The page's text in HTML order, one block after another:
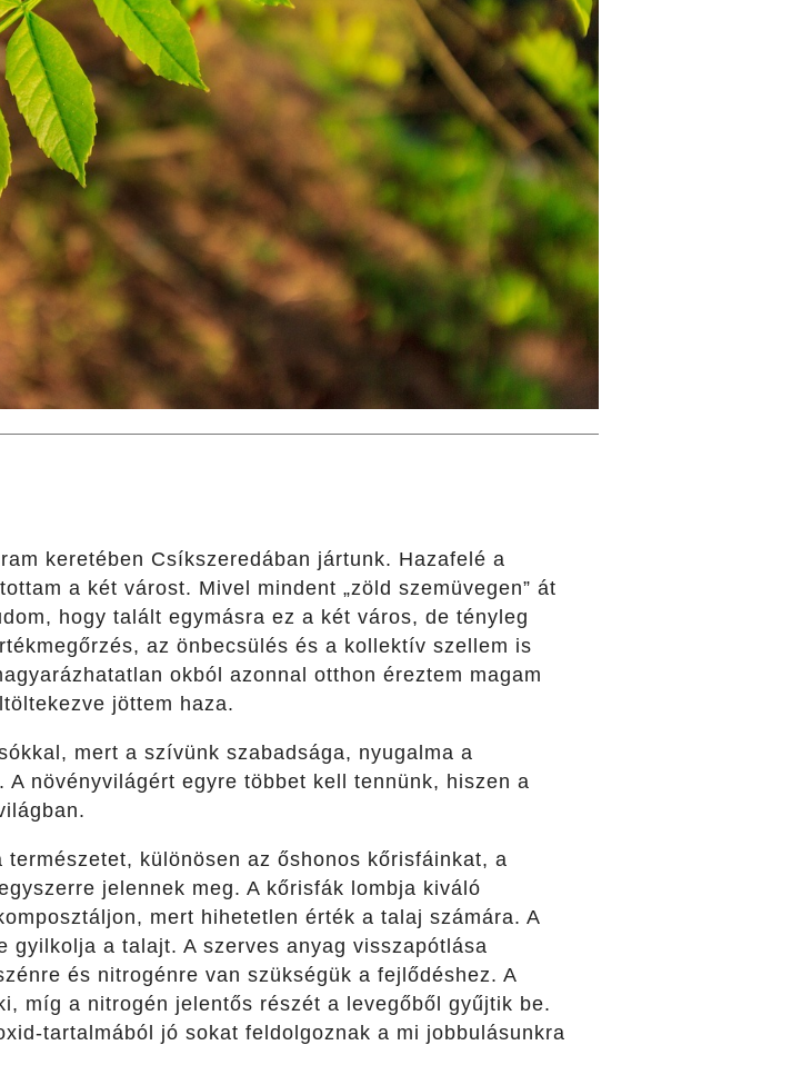
keretében Csíkszeredában jártunk. Hazafelé a
a két várost. Mivel mindent „zöld szemüvegen” át
hogy talált egymásra ez a két város, de tényleg
az önbecsülés és a kollektív szellem is
okból azonnal otthon éreztem magam
jöttem haza.
mert a szívünk szabadsága, nyugalma a
növényvilágért egyre többet kell tennünk, hiszen a
különösen az őshonos kőrisfáinkat, a
jelennek meg. A kőrisfák lombja kiváló
mert hihetetlen érték a talaj számára. A
gyilkolja a talajt. A szerves anyag visszapótlása
és nitrogénre van szükségük a fejlődéshez. A
míg a nitrogén jelentős részét a levegőből gyűjtik be.
tartalmából jó sokat feldolgoznak a mi jobbulásunkra